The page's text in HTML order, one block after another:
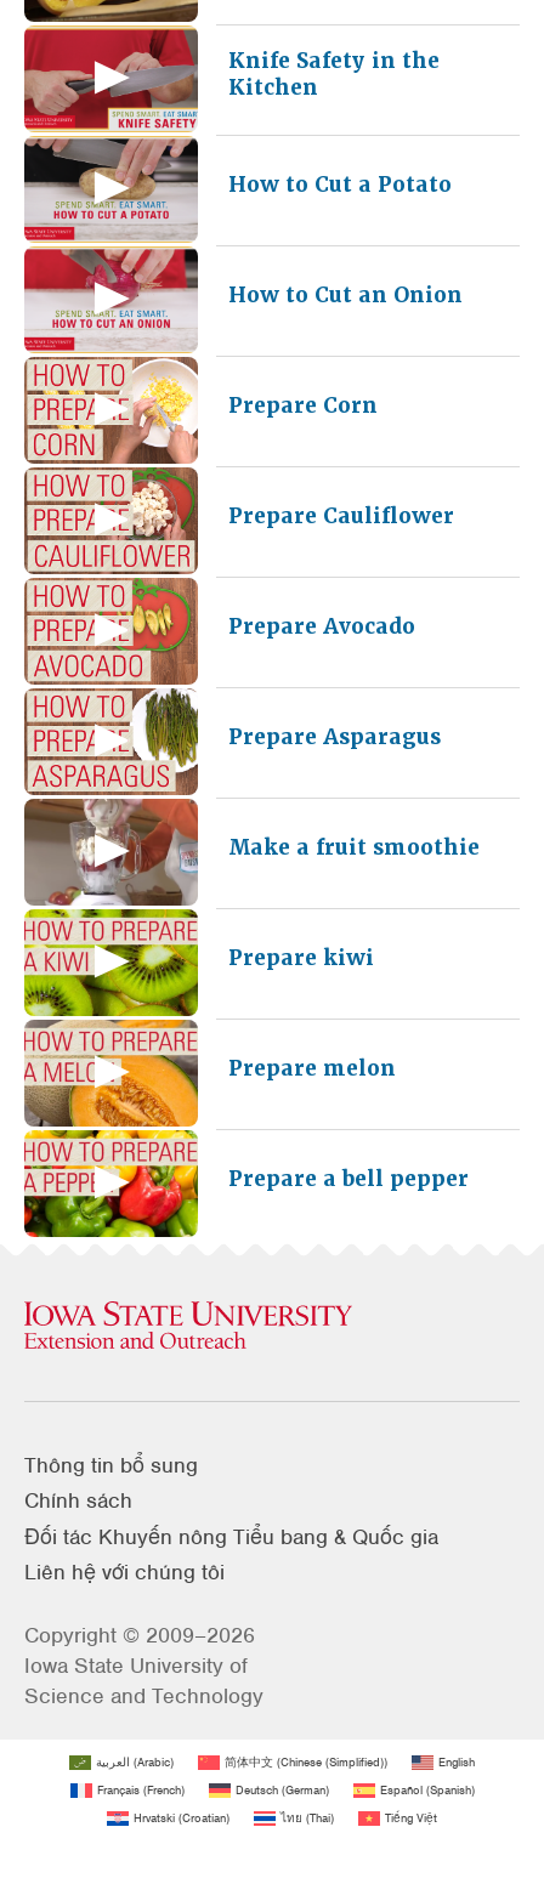
Knife Safety in the
Kitchen
How to Cut a Potato
How to Cut an Onion
Prepare Corn
Prepare Cauliflower
Prepare Avocado
Prepare Asparagus
Make a fruit smoothie
Prepare kiwi
Prepare melon
Prepare a bell pepper
Thông tin bổ sung
Chính sách
Đối tác Khuyến nông Tiểu bang & Quốc gia
Liên hệ với chúng tôi
Copyright © 2009–2026
Iowa State University of
Science and Technology
العربية (Arabic) 简体中文 (Chinese (Simplified))
English
Français(French) Deutsch(German) Español(Spanish)
Hrvatski (Croatian) ไทย (Thai) Tiếng Việt